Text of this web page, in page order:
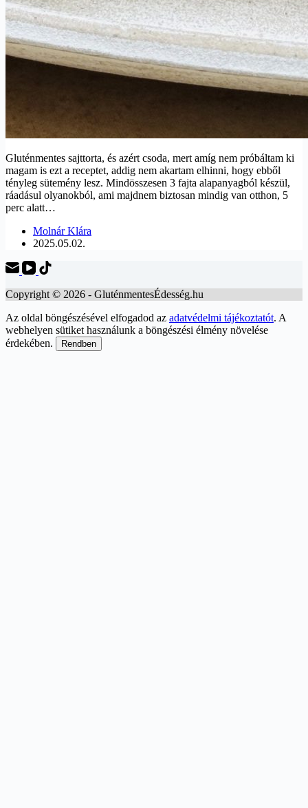
Gluténmentes sajttorta, és azért csoda, mert amíg nem próbáltam ki
magam is ezt a receptet, addig nem akartam elhinni, hogy ebből
tényleg sütemény lesz. Mindösszesen 3 fajta alapanyagból készül,
ráadásul olyanokból, ami majdnem biztosan mindig van otthon, 5
perc alatt…
Molnár Klára
2025.05.02.
Copyright © 2026 - GluténmentesÉdesség.hu
Az oldal böngészésével elfogadod az adatvédelmi tájékoztatót. A
webhelyen sütiket használunk a böngészési élmény növelése
érdekében.
Rendben